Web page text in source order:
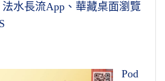
水長流App、華藏桌面瀏覽
Pod